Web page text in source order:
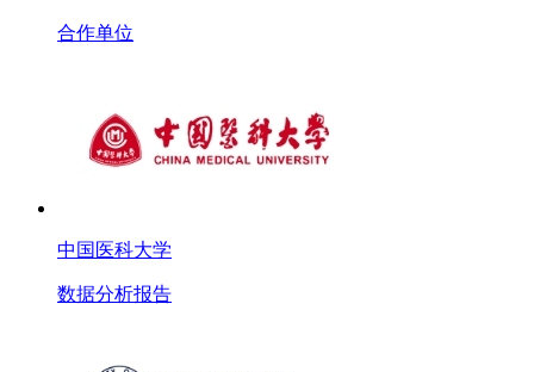
合作单位
中国医科大学
数据分析报告